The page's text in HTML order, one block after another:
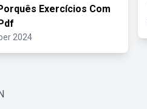
Exercícios Com
2024